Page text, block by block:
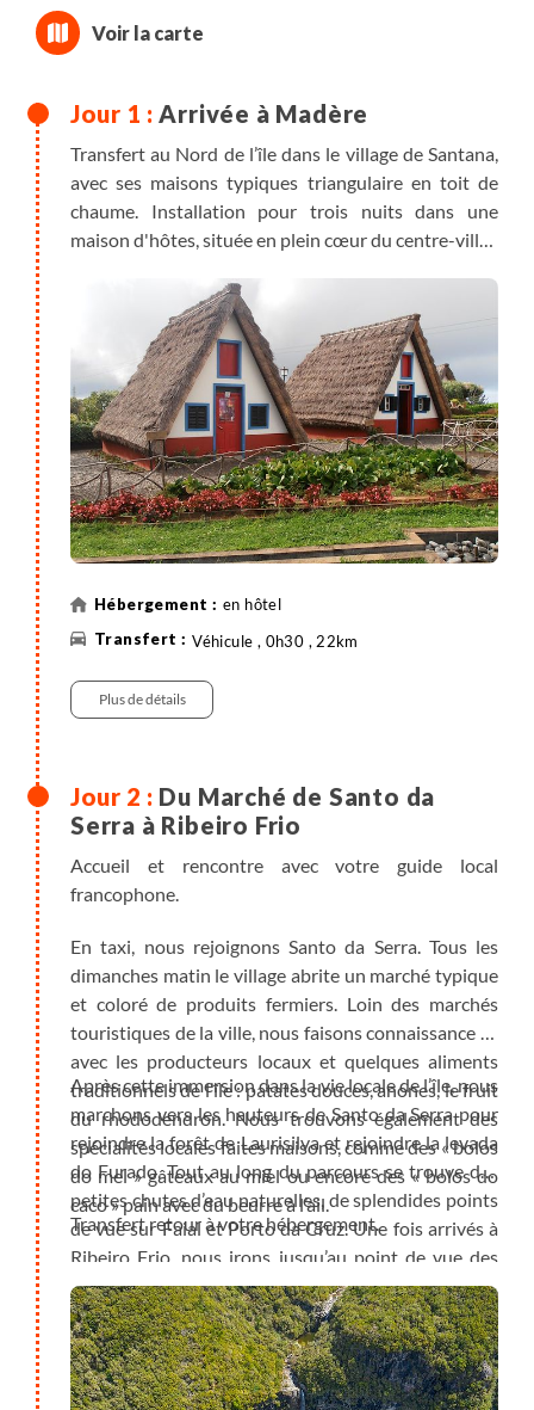
Arrivée à Madère
Transfert au Nord de l’île dans le village de Santana,
avec ses maisons typiques triangulaire en toit de
chaume. Installation pour trois nuits dans une
maison d'hôtes, située en plein cœur du centre-ville.
en hôtel
Véhicule , 0h30 , 22km
Plus de détails
Du Marché de Santo da
Serra à Ribeiro Frio
Accueil et rencontre avec votre guide local
francophone.
En taxi, nous rejoignons Santo da Serra. Tous les
dimanches matin le village abrite un marché typique
et coloré de produits fermiers. Loin des marchés
touristiques de la ville, nous faisons connaissance ici
avec les producteurs locaux et quelques aliments
traditionnels de l’île : patates douces, anones, le fruit
du rhododendron. Nous trouvons également des
spécialités locales faites maisons, comme des « bolos
do mel » gâteaux au miel ou encore des « bolos do
caco » pain avec du beurre à l’ail.
Après cette immersion dans la vie locale de l’île, nous
marchons vers les hauteurs de Santo da Serra pour
rejoindre la forêt de Laurisilva et rejoindre la levada
do Furado. Tout au long du parcours se trouve des
petites chutes d’eau naturelles, de splendides points
de vue sur Faial et Porto da Cruz. Une fois arrivés à
Ribeiro Frio, nous irons jusqu’au point de vue des
«Balcoes» pour observer les plus hauts sommets de
l’île, Pico Ariero et Pico Ruivo.
Transfert retour à votre hébergement.